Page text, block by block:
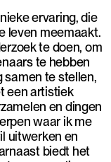
ervaring, die
leven meemaakt.
te doen, om
te hebben
samen te stellen,
een artistiek
en dingen
waar ik me
uitwerken en
biedt het